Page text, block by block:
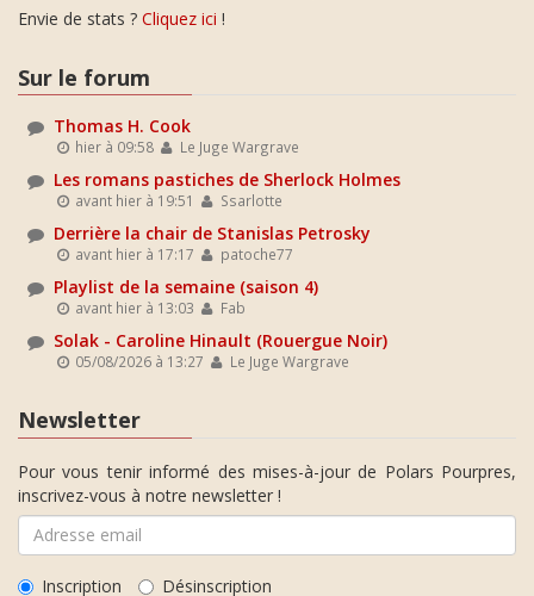
Envie de stats ? Cliquez ici !
Sur le forum
Thomas H. Cook
hier à 09:58 Le Juge Wargrave
Les romans pastiches de Sherlock Holmes
avant hier à 19:51 Ssarlotte
Derrière la chair de Stanislas Petrosky
avant hier à 17:17 patoche77
Playlist de la semaine (saison 4)
avant hier à 13:03 Fab
Solak - Caroline Hinault (Rouergue Noir)
05/08/2026 à 13:27 Le Juge Wargrave
Newsletter
Pour vous tenir informé des mises-à-jour de Polars Pourpres,
inscrivez-vous à notre newsletter !
Inscription Désinscription